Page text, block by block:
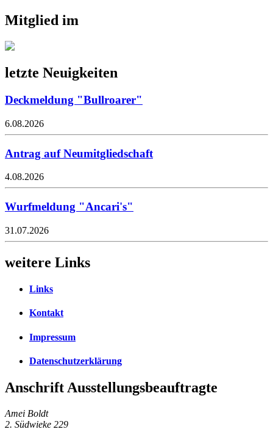
Mitglied im
letzte Neuigkeiten
Deckmeldung "Bullroarer"
6.08.2026
Antrag auf Neumitgliedschaft
4.08.2026
Wurfmeldung "Ancari's"
31.07.2026
weitere Links
Links
Kontakt
Impressum
Datenschutzerklärung
Anschrift Ausstellungsbeauftragte
Amei Boldt
2. Südwieke 229